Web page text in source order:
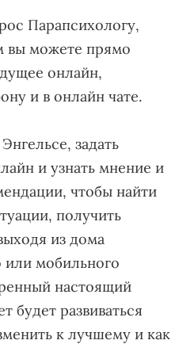
Парапсихологу,
вы можете прямо
онлайн,
и в онлайн чате.
задать
и узнать мнение и
чтобы найти
получить
из дома
или мобильного
настоящий
будет развиваться
к лучшему и как